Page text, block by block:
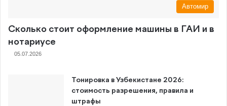
Автомир
Сколько стоит оформление машины в ГАИ и в
нотариусе
05.07.2026
Тонировка в Узбекистане 2026:
стоимость разрешения, правила и
штрафы